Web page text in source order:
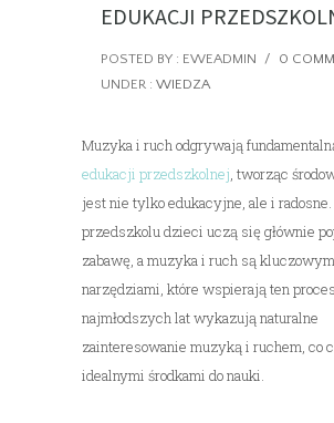
EDUKACJI
POSTED BY : EWEADMIN / 0
UNDER : WIEDZA
Muzyka i ruch odgrywają
edukacji przedszkolnej, tworząc
jest nie tylko edukacyjne, ale i
przedszkolu dzieci uczą się głównie
zabawę, a muzyka i ruch są
narzędziami, które wspierają ten
najmłodszych lat wykazują naturalne
zainteresowanie muzyką i ruchem, co
idealnymi środkami do nauki.